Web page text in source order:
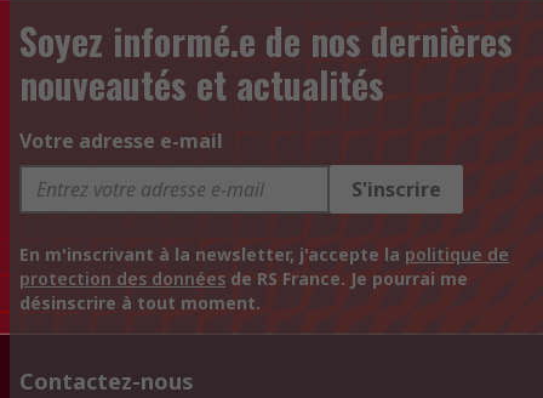
Soyez informé.e de nos dernières
nouveautés et actualités
Votre adresse e-mail
S'inscrire
En m'inscrivant à la newsletter, j'accepte la politique de
protection des données de RS France. Je pourrai me
désinscrire à tout moment.
Contactez-nous